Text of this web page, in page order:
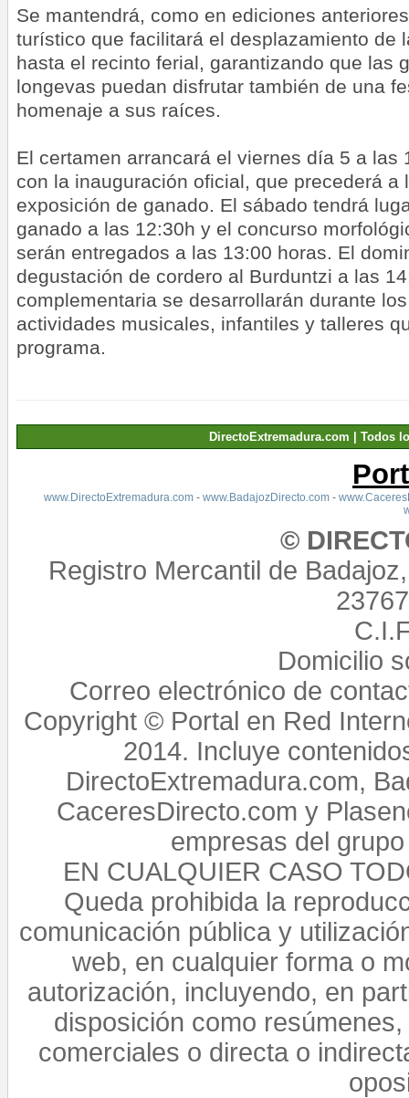
Se mantendrá, como en ediciones
turístico que facilitará el desplazamiento de
hasta el recinto ferial, garantizando que las
longevas puedan disfrutar también de una
homenaje a sus raíces.
El certamen arrancará el viernes día 5 a las
con la inauguración oficial, que precederá a
exposición de ganado. El sábado tendrá
ganado a las 12:30h y el concurso
serán entregados a las 13:00 horas. El
degustación de cordero al Burduntzi a las
complementaria se desarrollarán durante
actividades musicales, infantiles y talleres
programa.
DirectoExtremadura.com | Todos
www.DirectoExtremadura.com- www.BadajozDirecto.com-
©
Registro Mercantil de
Domicilio
Correo electrónico de
Copyright © Portal en Red
2014. Incluye
DirectoExtremadura.com,
CaceresDirecto.com y
empresas del
EN CUALQUIER CASO
Queda prohibida la
comunicación pública y
web, en cualquier forma o
autorización, incluyendo, en
disposición como
comerciales o directa o